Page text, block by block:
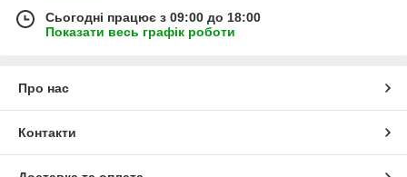
Сьогодні працює з 09:00 до 18:00
Показати весь графік роботи
Про нас
Контакти